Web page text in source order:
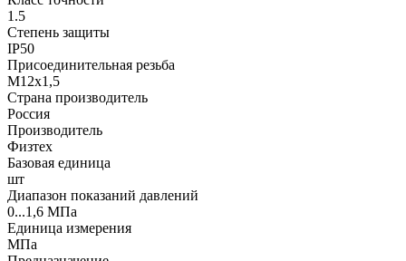
1.5
Степень защиты
IP50
Присоединительная резьба
М12х1,5
Страна производитель
Россия
Производитель
Физтех
Базовая единица
шт
Диапазон показаний давлений
0...1,6 МПа
Единица измерения
МПа